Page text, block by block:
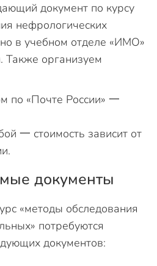
документ по курсу
нефрологических
в учебном отделе «ИМО»
Также организуем
по «Почте России» 一
一 стоимость зависит от
документы
«методы обследования
потребуются
документов: